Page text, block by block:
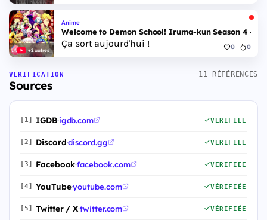
+2 autres
Anime
Welcome to Demon School! Iruma-kun Season 4 -
Ça sort aujourd'hui ! 0 0
VÉRIFICATION
Sources
11 RÉFÉRENCES
[1] IGDB·igdb.com VÉRIFIÉE
[2] Discord·discord.gg VÉRIFIÉE
[3] Facebook·facebook.com VÉRIFIÉE
[4] YouTube·youtube.com VÉRIFIÉE
[5] Twitter / X·twitter.com VÉRIFIÉE